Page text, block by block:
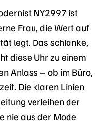
NY2997 ist
Frau, die Wert auf
legt. Das schlanke,
diese Uhr zu einem
Anlass – ob im Büro,
Die klaren Linien
verleihen der
nie aus der Mode